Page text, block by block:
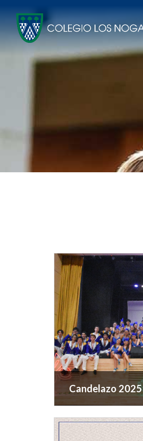
Candelazo 2025